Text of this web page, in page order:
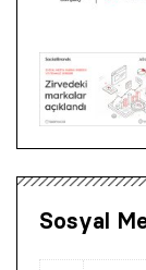
Sosyal